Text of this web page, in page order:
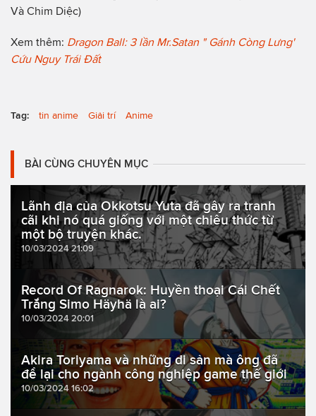
Và Chim Diệc)
Xem thêm: Dragon Ball: 3 lần Mr.Satan " Gánh Còng Lưng'
Cứu Nguy Trái Đất
Tag: tin anime Giải trí Anime
BÀI CÙNG CHUYÊN MỤC
Lãnh địa của Okkotsu Yuta đã gây ra tranh
cãi khi nó quá giống với một chiêu thức từ
một bộ truyện khác.
10/03/2024 21:09
Record Of Ragnarok: Huyền thoại Cái Chết
Trắng Simo Häyhä là ai?
10/03/2024 20:01
Akira Toriyama và những di sản mà ông đã
để lại cho ngành công nghiệp game thế giới
10/03/2024 16:02